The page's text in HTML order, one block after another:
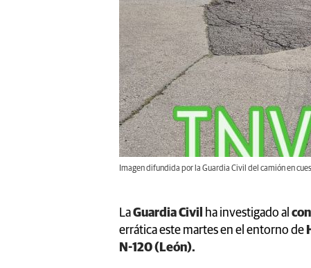
Imagen difundida por la Guardia Civil del camión en
LaGuardia Civil ha investigado al
errática este martes en el entorno de
N-120 (León).